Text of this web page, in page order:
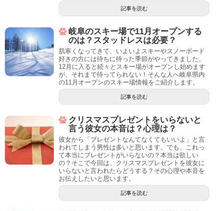
記事を読む
岐阜のスキー場で11月オープンする
のは？スタッドレスは必要？
肌寒くなってきて、いよいよスキーやスノーボード
好きの方には待ちに待った季節がやってきました。
12月に入ると続々とスキー場がオープンし始めます
が、それまで待ってられない！そんな人へ岐阜県内
の11月オープンのスキー場情報をご紹介します。
記事を読む
クリスマスプレゼントをいらないと
言う彼女の本音は？心理は？
彼女から「プレゼントなんてなくてもいいよ」と言
われてしまう男性は多いと思います。でも、これっ
て本当にプレゼントがいらないの？本当は欲しい
の？そこで今回は、クリスマスプレゼントを彼女に
いらないと言われたらどうする？その心理や本音を
お伝えしたいと思います。
記事を読む